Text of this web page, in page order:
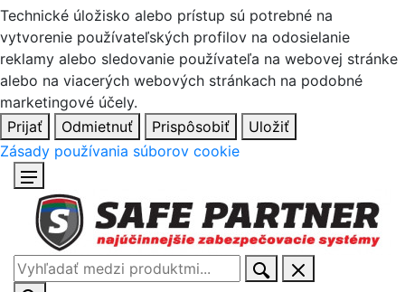
Technické úložisko alebo prístup sú potrebné na
vytvorenie používateľských profilov na odosielanie
reklamy alebo sledovanie používateľa na webovej stránke
alebo na viacerých webových stránkach na podobné
marketingové účely.
Prijať
Odmietnuť Prispôsobiť
Uložiť
Zásady používania súborov cookie